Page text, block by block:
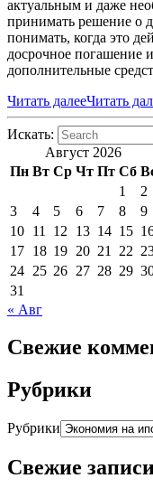
актуальным и даже
принимать решение о
понимать, когда это
досрочное погашение
дополнительные
Читать далееЧитать
Искать:
Август 2026
Пн Вт Ср Чт Пт Сб
1
2
3
4 5 6 7 8
9
10 11 12 13 14 15
17 18 19 20 21 22
24 25 26 27 28 29
31
« Авг
Свежие
Рубрики
Рубрики
Свежие